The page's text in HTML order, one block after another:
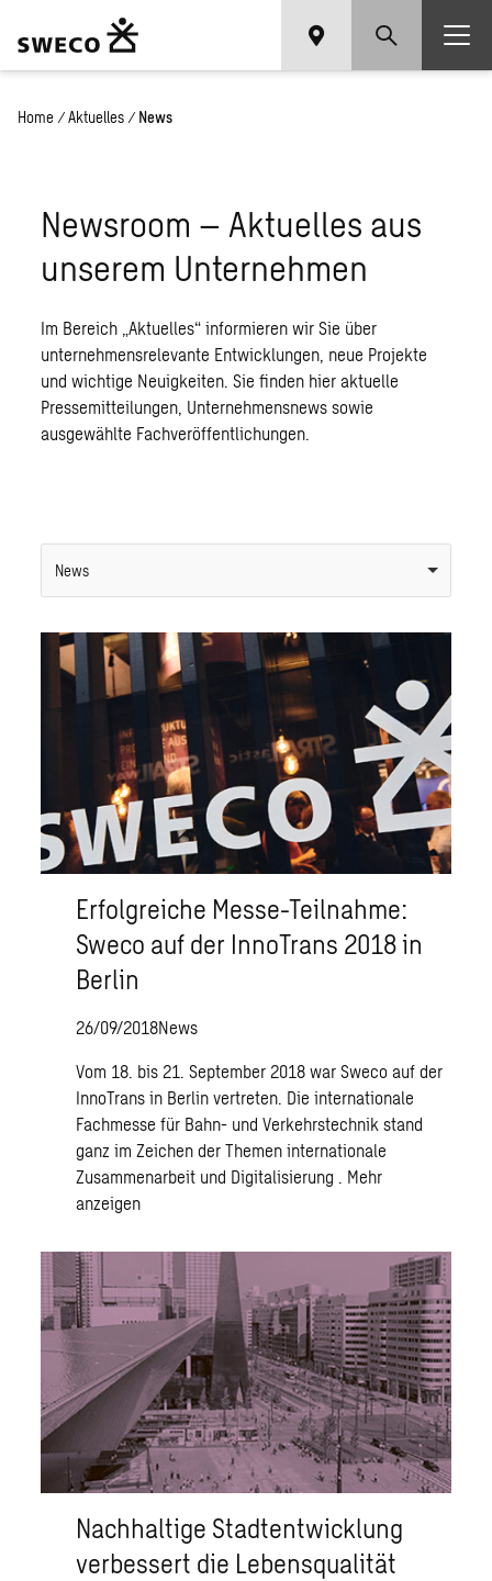
Home / Aktuelles / News
Newsroom – Aktuelles aus
unserem Unternehmen
Im Bereich „Aktuelles“ informieren wir Sie über
unternehmensrelevante Entwicklungen, neue Projekte
und wichtige Neuigkeiten. Sie finden hier aktuelle
Pressemitteilungen, Unternehmensnews sowie
ausgewählte Fachveröffentlichungen.
News
Erfolgreiche Messe-Teilnahme:
Sweco auf der InnoTrans 2018 in
Berlin
26/09/2018News
Vom 18. bis 21. September 2018 war Sweco auf der
InnoTrans in Berlin vertreten. Die internationale
Fachmesse für Bahn- und Verkehrstechnik stand
ganz im Zeichen der Themen internationale
Zusammenarbeit und Digitalisierung . Mehr
anzeigen
Nachhaltige Stadtentwicklung
verbessert die Lebensqualität